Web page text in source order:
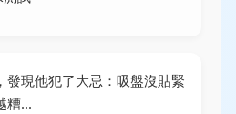
發現他犯了大忌：吸盤沒貼緊
糟...